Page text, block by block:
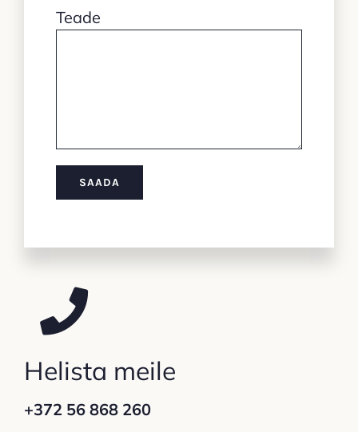
Teade
Helista meile
+372 56 868 260